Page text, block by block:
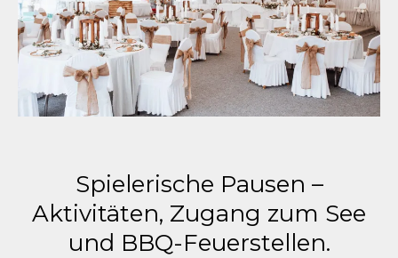
Spielerische Pausen –
Aktivitäten, Zugang zum See
und BBQ-Feuerstellen.